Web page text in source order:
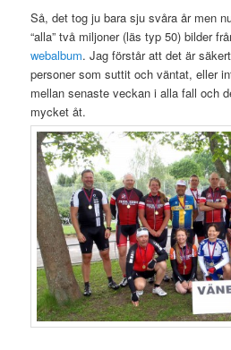
Så, det tog ju bara sju svåra år men
“alla” två miljoner (läs typ 50) bilder
webalbum. Jag förstår att det är
personer som suttit och väntat, eller
mellan senaste veckan i alla fall och
mycket åt.